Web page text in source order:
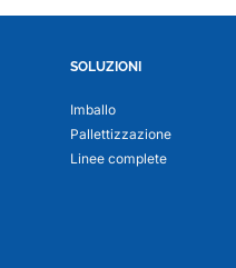
SOLUZIONI
Imballo
Pallettizzazione
Linee complete